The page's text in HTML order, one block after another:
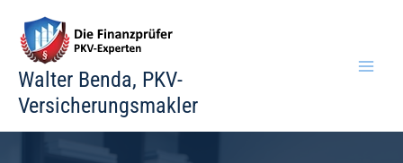
Inhalt
springen
Walter Benda, PKV-
Versicherungsmakler